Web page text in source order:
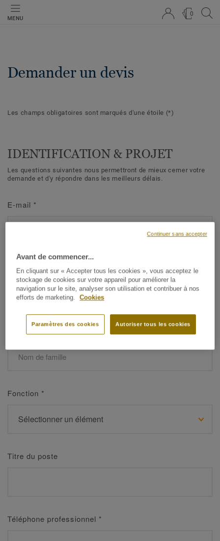
MENU
0
Demander un devis
Les champs obligatoires sont marqués d'une étoile (*)
IDENTIFICATION & PROJET
Les questions suivantes nous permettront de mieux cerner votre
demande et d'y répondre dans les meilleurs délais.
E-mail *
Prénom*
Fonction *
Titre du poste
Téléphone professionnel *
Avant de commencer...
En cliquant sur « Accepter tous les cookies », vous acceptez le
stockage de cookies sur votre appareil pour améliorer la
navigation sur le site, analyser son utilisation et contribuer à nos
efforts de marketing.
Cookies
Autoriser tous les cookies
Paramètres des cookies
Continuer sans accepter